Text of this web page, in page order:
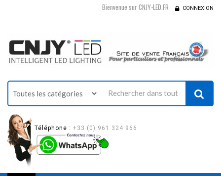
Bienvenue sur CNJY-LED.FR CONNEXION
Téléphone : +33 (0) 961 324 966